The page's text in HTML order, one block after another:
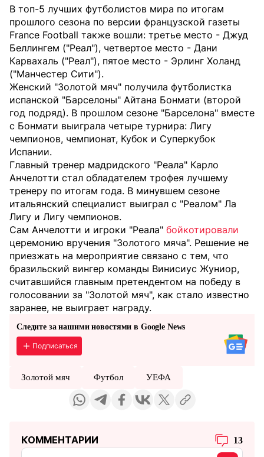
В топ-5 лучших футболистов мира по итогам
прошлого сезона по версии французской газеты
France Football также вошли: третье место - Джуд
Беллингем ("Реал"), четвертое место - Дани
Карвахаль ("Реал"), пятое место - Эрлинг Холанд
("Манчестер Сити").
Женский "Золотой мяч" получила футболистка
испанской "Барселоны" Айтана Бонмати (второй
год подряд). В прошлом сезоне "Барселона" вместе
с Бонмати выиграла четыре турнира: Лигу
чемпионов, чемпионат, Кубок и Суперкубок
Испании.
Главный тренер мадридского "Реала" Карло
Анчелотти стал обладателем трофея лучшему
тренеру по итогам года. В минувшем сезоне
итальянский специалист выиграл с "Реалом" Ла
Лигу и Лигу чемпионов.
Сам Анчелотти и игроки "Реала" бойкотировали
церемонию вручения "Золотого мяча". Решение не
приезжать на мероприятие связано с тем, что
бразильский вингер команды Винисиус Жуниор,
считавшийся главным претендентом на победу в
голосовании за "Золотой мяч", как стало известно
заранее, не выиграет награду.
Следите за нашими новостями в Google News
Подписаться
Золотой мяч Футбол УЕФА
КОММЕНТАРИИ 13